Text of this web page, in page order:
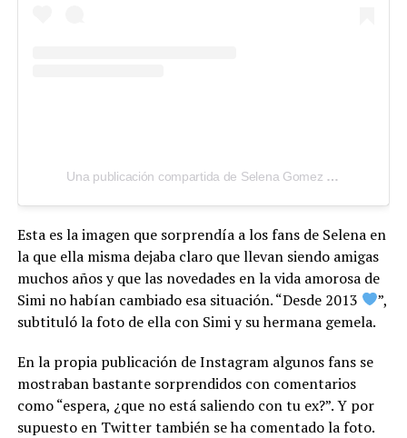
Una publicación compartida de Selena Gomez (@selenagomez)
Esta es la imagen que sorprendía a los fans de Selena en
la que ella misma dejaba claro que llevan siendo amigas
muchos años y que las novedades en la vida amorosa de
Simi no habían cambiado esa situación. “Desde 2013
”,
subtituló la foto de ella con Simi y su hermana gemela.
En la propia publicación de Instagram algunos fans se
mostraban bastante sorprendidos con comentarios
como “espera, ¿que no está saliendo con tu ex?”. Y por
supuesto en Twitter también se ha comentado la foto.